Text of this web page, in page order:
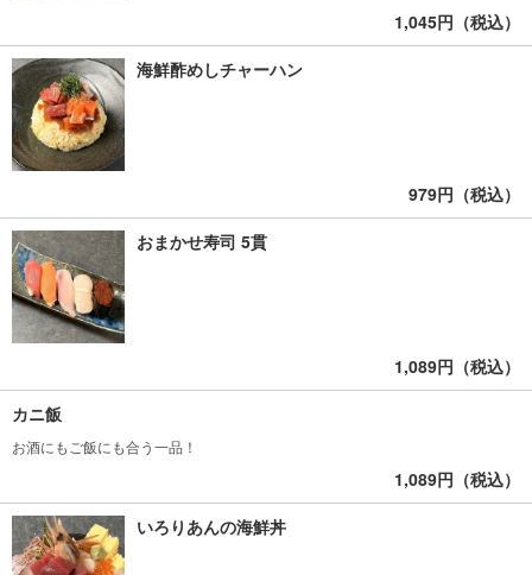
1,045円（税込）
海鮮酢めしチャーハン
979円（税込）
おまかせ寿司 5貫
1,089円（税込）
カニ飯
お酒にもご飯にも合う一品！
1,089円（税込）
いろりあんの海鮮丼